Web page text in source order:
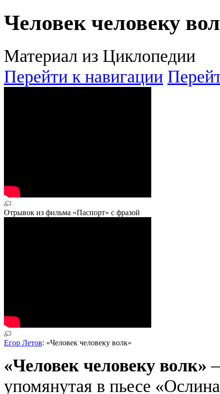
Человек человеку
Материал из Циклопедии
Перейти к навигации
Отрывок из фильма «Паспорт» с фразой
Егор Летов: «Человек человеку волк»
«Человек человеку волк»
упомянутая в пьесе